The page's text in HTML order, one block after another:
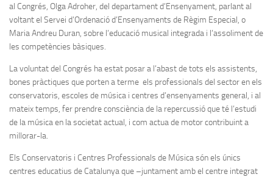
al Congrés, Olga Adroher, del departament d’Ensenyament, parlant al
voltant el Servei d’Ordenació d’Ensenyaments de Règim Especial, o
Maria Andreu Duran, sobre l’educació musical integrada i l’assoliment de
les competències bàsiques.
La voluntat del Congrés ha estat posar a l’abast de tots els assistents,
bones pràctiques que porten a terme els professionals del sector en els
conservatoris, escoles de música i centres d’ensenyaments general, i al
mateix temps, fer prendre consciència de la repercussió que té l’estudi
de la música en la societat actual, i com actua de motor contribuint a
millorar-la.
Els Conservatoris i Centres Professionals de Música són els únics
centres educatius de Catalunya que –juntament amb el centre integrat